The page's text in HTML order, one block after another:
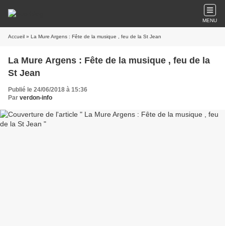
MENU
Accueil » La Mure Argens : Fête de la musique , feu de la St Jean
La Mure Argens : Fête de la musique , feu de la
St Jean
Publié le 24/06/2018 à 15:36
Par verdon-info